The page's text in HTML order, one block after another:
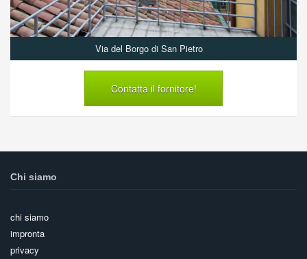
Via del Borgo di San Pietro
Contatta il fornitore!
Chi siamo
chi siamo
impronta
privacy